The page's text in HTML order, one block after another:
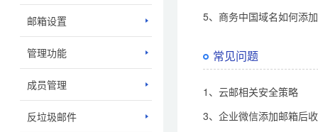
邮箱设置
管理功能
成员管理
反垃圾邮件
5、商务中国域名如何添
常见问题
1、云邮相关安全策略
3、企业微信添加邮箱后